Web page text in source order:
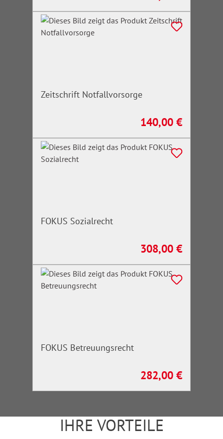
Zeitschrift Notfallvorsorge
Regulärer Preis:
140,00 €
FOKUS Sozialrecht
Regulärer Preis:
308,00 €
FOKUS Betreuungsrecht
Regulärer Preis:
282,00 €
IHRE VORTEILE